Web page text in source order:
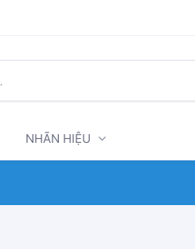
NHÃN HIỆU